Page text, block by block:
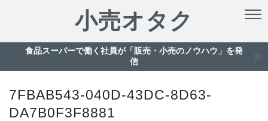
小売オタク
食品スーパーで働く社員が「販売・小売のノウハウ」を発
信
7FBAB543-040D-43DC-8D63-
DA7B0F3F8881